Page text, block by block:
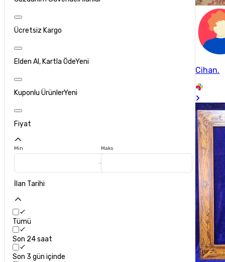
Ücretsiz Kargo
Elden Al, Kartla ÖdeYeni
Kuponlu ÜrünlerYeni
Fiyat
Min Maks
İlan Tarihi
Tümü
Son 24 saat
Son 3 gün içinde
Cihan.